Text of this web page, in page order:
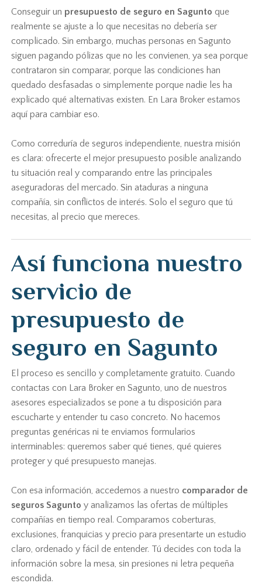
Conseguir un presupuesto de seguro en Sagunto que
realmente se ajuste a lo que necesitas no debería ser
complicado. Sin embargo, muchas personas en Sagunto
siguen pagando pólizas que no les convienen, ya sea porque
contrataron sin comparar, porque las condiciones han
quedado desfasadas o simplemente porque nadie les ha
explicado qué alternativas existen. En Lara Broker estamos
aquí para cambiar eso.
Como correduría de seguros independiente, nuestra misión
es clara: ofrecerte el mejor presupuesto posible analizando
tu situación real y comparando entre las principales
aseguradoras del mercado. Sin ataduras a ninguna
compañía, sin conflictos de interés. Solo el seguro que tú
necesitas, al precio que mereces.
Así funciona nuestro
servicio de
presupuesto de
seguro en Sagunto
El proceso es sencillo y completamente gratuito. Cuando
contactas con Lara Broker en Sagunto, uno de nuestros
asesores especializados se pone a tu disposición para
escucharte y entender tu caso concreto. No hacemos
preguntas genéricas ni te enviamos formularios
interminables: queremos saber qué tienes, qué quieres
proteger y qué presupuesto manejas.
Con esa información, accedemos a nuestro comparador de
seguros Sagunto y analizamos las ofertas de múltiples
compañías en tiempo real. Comparamos coberturas,
exclusiones, franquicias y precio para presentarte un estudio
claro, ordenado y fácil de entender. Tú decides con toda la
información sobre la mesa, sin presiones ni letra pequeña
escondida.